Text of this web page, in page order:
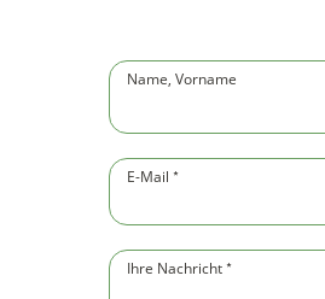
Name, Vorname
E-Mail *(Pflichtfeld)
Ihre Nachricht *(Pflichtfeld)